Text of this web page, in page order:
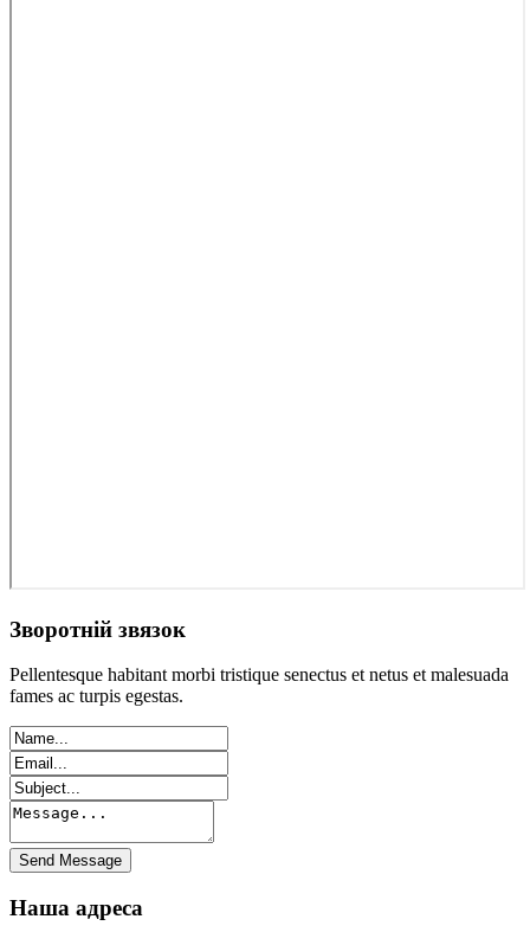
Зворотній звязок
Pellentesque habitant morbi tristique senectus et netus et malesuada
fames ac turpis egestas.
Наша адреса